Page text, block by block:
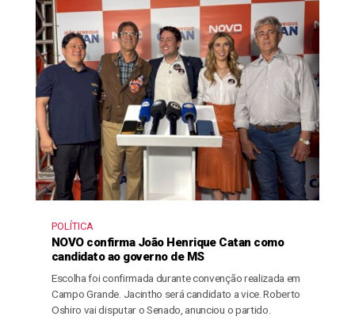
POLÍTICA
NOVO confirma João Henrique Catan como
candidato ao governo de MS
Escolha foi confirmada durante convenção realizada em
Campo Grande. Jacintho será candidato a vice. Roberto
Oshiro vai disputar o Senado, anunciou o partido.